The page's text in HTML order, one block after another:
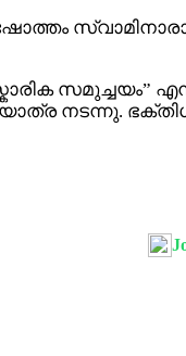
സമുച്ചയം”
നടന്നു.